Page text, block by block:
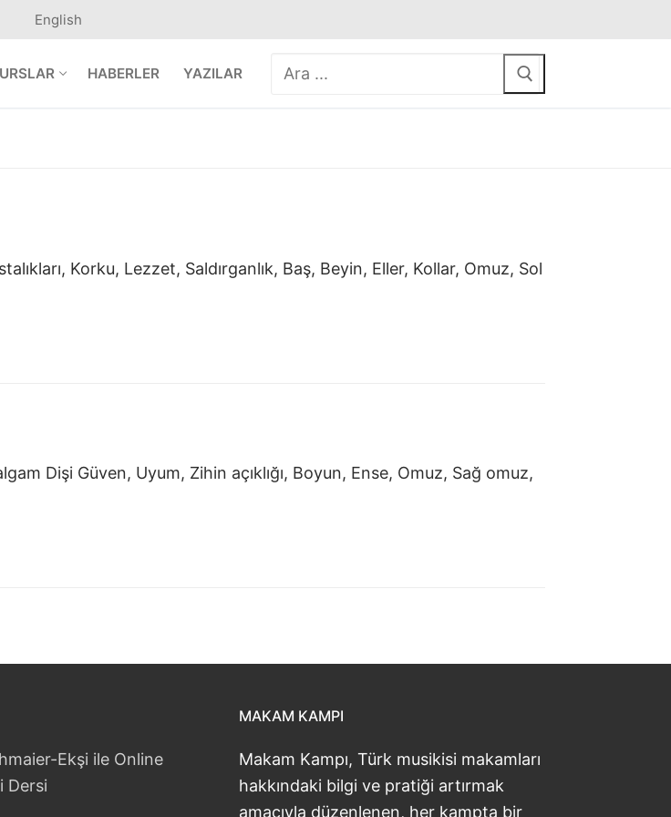
English
HABERLER YAZILAR Arama:
Korku, Lezzet, Saldırganlık, Baş, Beyin, Eller, Kollar, Omuz, Sol
Dişi Güven, Uyum, Zihin açıklığı, Boyun, Ense, Omuz, Sağ omuz,
Ekşi ile Online
Dersi
MAKAM KAMPI
Makam Kampı, Türk musikisi makamları
hakkındaki bilgi ve pratiği artırmak
amacıyla düzenlenen, her kampta bir